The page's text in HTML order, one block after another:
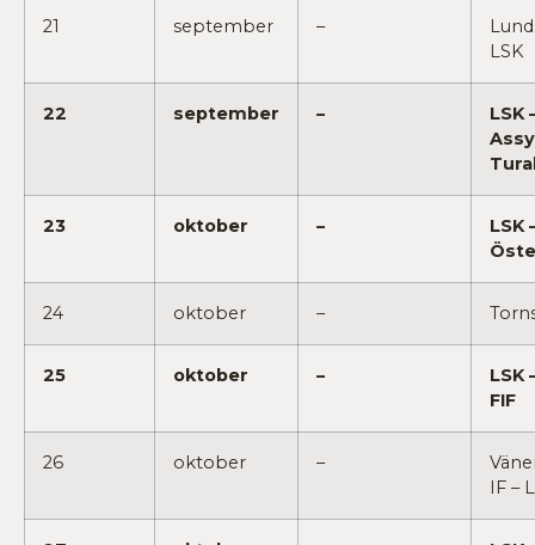
21 september –
LSK
22 september –
LSK
23 oktober –
LSK
24 oktober –
25 oktober –
LSK
FIF
26 oktober –
IF –